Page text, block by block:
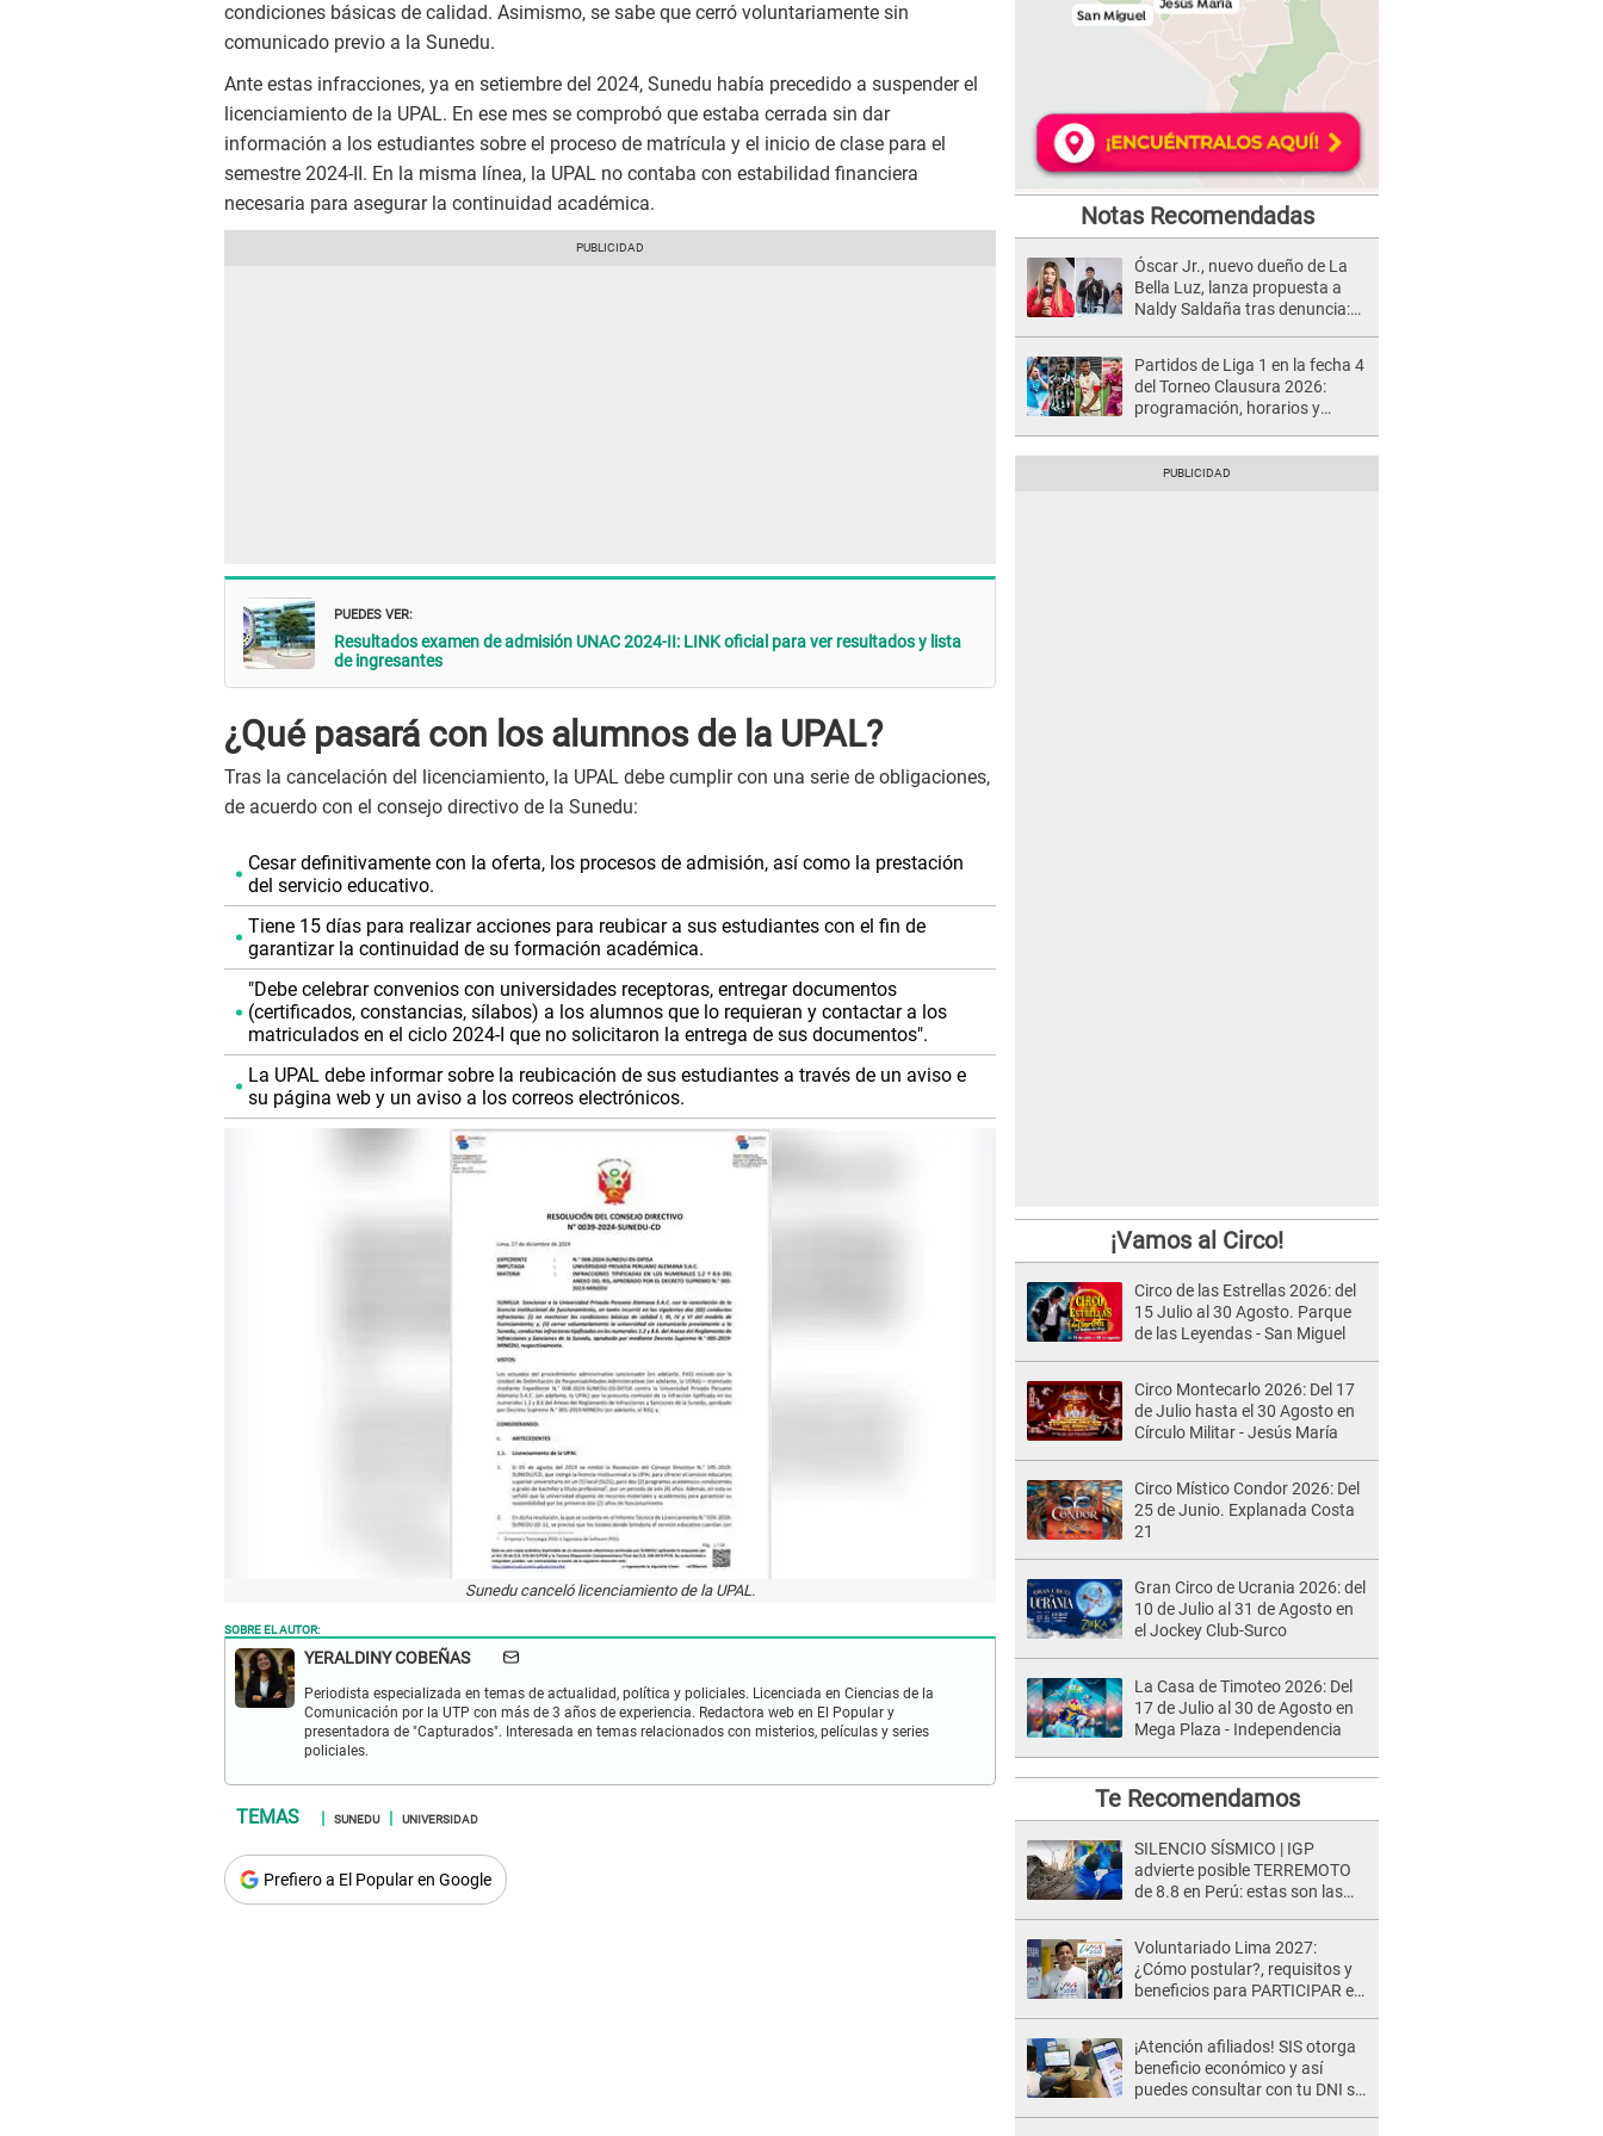
condiciones básicas de calidad. Asimismo, se sabe que cerró voluntariamente sin
comunicado previo a la Sunedu.
Ante estas infracciones, ya en setiembre del 2024, Sunedu había precedido a suspender el
licenciamiento de la UPAL. En ese mes se comprobó que estaba cerrada sin dar
información a los estudiantes sobre el proceso de matrícula y el inicio de clase para el
semestre 2024-II. En la misma línea, la UPAL no contaba con estabilidad financiera
necesaria para asegurar la continuidad académica.
PUEDES VER:
Resultados examen de admisión UNAC 2024-II: LINK oficial para ver resultados y lista
de ingresantes
¿Qué pasará con los alumnos de la UPAL?
Tras la cancelación del licenciamiento, la UPAL debe cumplir con una serie de obligaciones,
de acuerdo con el consejo directivo de la Sunedu:
Cesar definitivamente con la oferta, los procesos de admisión, así como la prestación
del servicio educativo.
Tiene 15 días para realizar acciones para reubicar a sus estudiantes con el fin de
garantizar la continuidad de su formación académica.
"Debe celebrar convenios con universidades receptoras, entregar documentos
(certificados, constancias, sílabos) a los alumnos que lo requieran y contactar a los
matriculados en el ciclo 2024-I que no solicitaron la entrega de sus documentos".
La UPAL debe informar sobre la reubicación de sus estudiantes a través de un aviso e
su página web y un aviso a los correos electrónicos.
Sunedu canceló licenciamiento de la UPAL.
SOBRE EL AUTOR:
YERALDINY COBEÑAS
Periodista especializada en temas de actualidad, política y policiales. Licenciada en Ciencias de la
Comunicación por la UTP con más de 3 años de experiencia. Redactora web en El Popular y
presentadora de "Capturados". Interesada en temas relacionados con misterios, películas y series
policiales.
SUNEDU UNIVERSIDAD
Prefiero a El Popular en Google
Notas Recomendadas
Óscar Jr., nuevo dueño de La
Bella Luz, lanza propuesta a
Naldy Saldaña tras denuncia:
Partidos de Liga 1 en la fecha 4
del Torneo Clausura 2026:
programación, horarios y
¡Vamos al Circo!
Circo de las Estrellas 2026: del
15 Julio al 30 Agosto. Parque
de las Leyendas - San Miguel
Circo Montecarlo 2026: Del 17
de Julio hasta el 30 Agosto en
Círculo Militar - Jesús María
Circo Místico Condor 2026: Del
25 de Junio. Explanada Costa
21
Gran Circo de Ucrania 2026: del
10 de Julio al 31 de Agosto en
el Jockey Club-Surco
La Casa de Timoteo 2026: Del
17 de Julio al 30 de Agosto en
Mega Plaza - Independencia
Te Recomendamos
SILENCIO SÍSMICO | IGP
advierte posible TERREMOTO
de 8.8 en Perú: estas son las
Voluntariado Lima 2027:
¿Cómo postular?, requisitos y
beneficios para PARTICIPAR en
¡Atención afiliados! SIS otorga
beneficio económico y así
puedes consultar con tu DNI si